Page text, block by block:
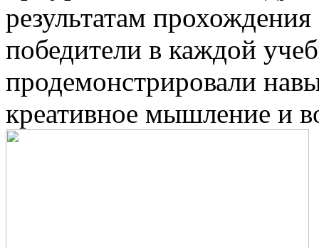
результатам
победители в каждой
продемонстрировали
креативное мышление и